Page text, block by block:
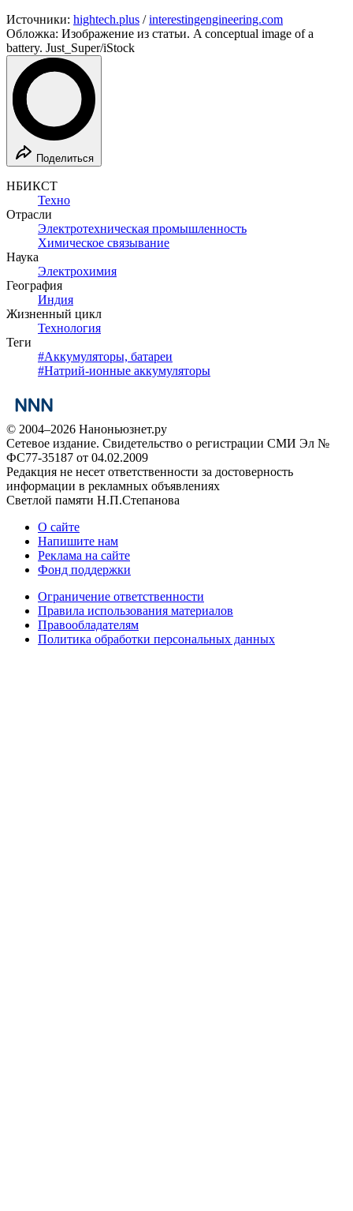
Источники: hightech.plus /interestingengineering.com
Обложка: Изображение из статьи. A conceptual image of a
battery. Just_Super/iStock
Поделиться
НБИКСТ
Техно
Отрасли
Электротехническая промышленность
Химическое связывание
Наука
Электрохимия
География
Индия
Жизненный цикл
Технология
Теги
#Аккумуляторы, батареи
#Натрий-ионные аккумуляторы
© 2004–2026 Наноньюзнет.ру
Сетевое издание. Свидетельство о регистрации СМИ Эл №
ФС77-35187 от 04.02.2009
Редакция не несет ответственности за достоверность
информации в рекламных объявлениях
Светлой памяти Н.П.Степанова
О сайте
Напишите нам
Реклама на сайте
Фонд поддержки
Ограничение ответственности
Правила использования материалов
Правообладателям
Политика обработки персональных данных